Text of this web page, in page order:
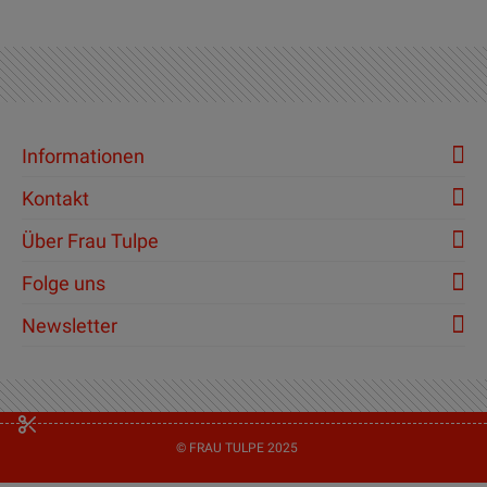
Informationen
Kontakt
Über Frau Tulpe
Folge uns
Newsletter
© FRAU TULPE 2025